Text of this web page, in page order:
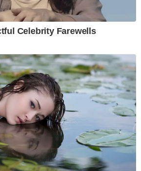
Celebrity Farewells